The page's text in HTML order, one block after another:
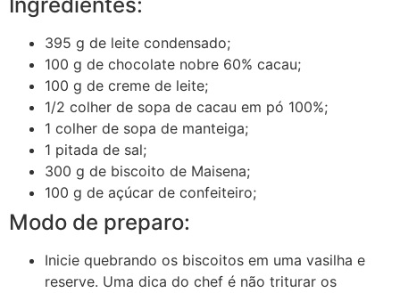
Ingredientes:
395 g de leite condensado;
100 g de chocolate nobre 60% cacau;
100 g de creme de leite;
1/2 colher de sopa de cacau em pó 100%;
1 colher de sopa de manteiga;
1 pitada de sal;
300 g de biscoito de Maisena;
100 g de açúcar de confeiteiro;
Modo de preparo:
Inicie quebrando os biscoitos em uma vasilha e
reserve. Uma dica do chef é não triturar os